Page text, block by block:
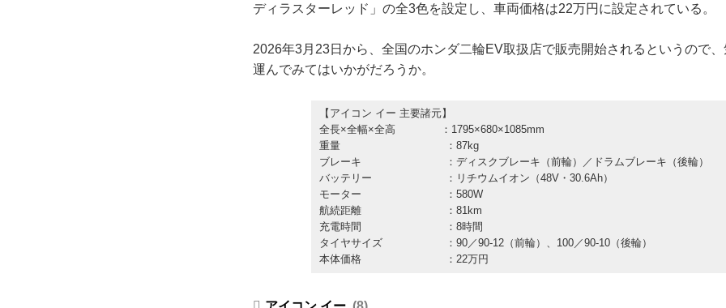
ディラスターレッド」の全3色を設定し、車両価格は22万円に設定されている。
2026年3月23日から、全国のホンダ二輪EV取扱店で販売開始されるというので
運んでみてはいかがだろうか。
【アイコン イー 主要諸元】
全長×全幅×全高 ：1795×680×1085mm
重量 ：87kg
ブレーキ ：ディスクブレーキ（前輪）／ドラムブレーキ（後輪）
バッテリー ：リチウムイオン（48V・30.6Ah）
モーター ：580W
航続距離 ：81km
充電時間 ：8時間
タイヤサイズ ：90／90-12（前輪）、100／90-10（後輪）
本体価格 ：22万円